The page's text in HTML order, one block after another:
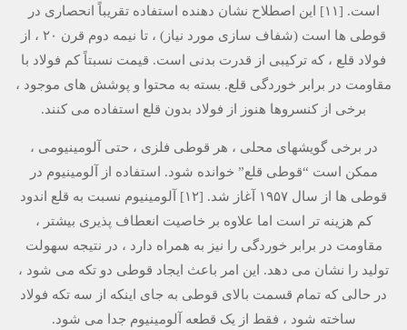
است. [۱۱] این اصطلاح نشان دهنده استفاده تقریباً انحصاری در
قوطی ها است (شفاف سازی مورد نیاز) ، تا نیمه دوم قرن ۲۰ ، از
فولاد قلع ، که ترکیبی از قدرت بدنی است. قیمت نسبتاً کم فولاد با
مقاومت در برابر خوردگی قلع. بسته به محتوا و پوشش های موجود ،
برخی از کنسروها هنوز از فولاد بدون قلع استفاده می کنند.
در برخی گویشهای محلی ، هر قوطی فلزی ، حتی آلومینیومی ،
ممکن است “قوطی قلع” خوانده شود. استفاده از آلومینیوم در
قوطی ها از سال ۱۹۵۷ آغاز شد. [۱۲] آلومینیوم نسبت به قلع اندود
کم هزینه تر است اما علاوه بر خاصیت انعطاف پذیری بیشتر ،
مقاومت در برابر خوردگی را نیز به همراه دارد ، در نتیجه سهولت
تولید را نشان می دهد. این امر باعث ایجاد قوطی دو تکه می شود ،
در حالی که تمام قسمت بالای قوطی به جای اینکه از سه تکه فولاد
ساخته شود ، فقط از یک قطعه آلومینیوم جدا می شود.